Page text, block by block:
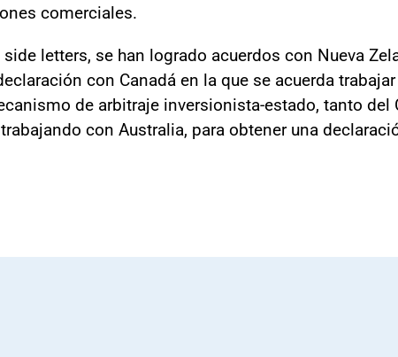
comerciales.
letters, se han logrado acuerdos con Nueva
con Canadá en la que se acuerda
de arbitraje inversionista-estado, tanto del
con Australia, para obtener una